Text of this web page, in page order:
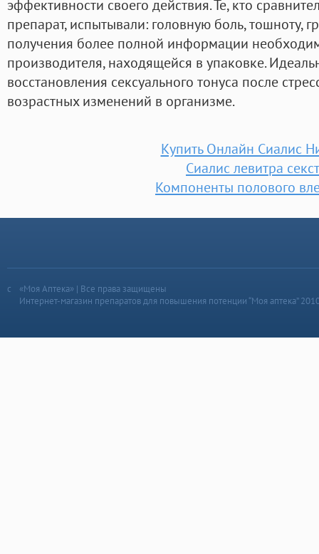
эффективности своего действия. Те, кто
препарат, испытывали: головную боль, тошноту,
получения более полной информации
производителя, находящейся в упаковке.
восстановления сексуального тонуса после
возрастных изменений в организме.
Купить Онлайн Сиалис
Сиалис левитра
Компоненты полового
«Моя Аптека» | Все права защищены
Интернет-магазин препаратов для повышения потенции “Моя аптека”